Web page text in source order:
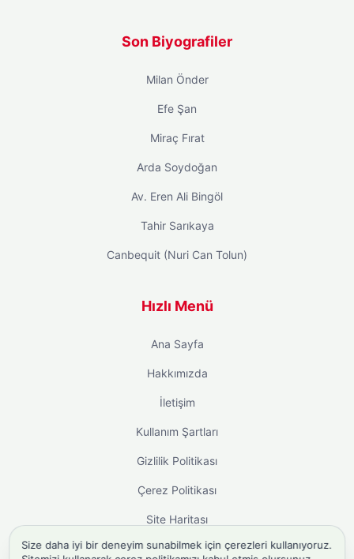
Son Biyografiler
Milan Önder
Efe Şan
Miraç Fırat
Arda Soydoğan
Av. Eren Ali Bingöl
Tahir Sarıkaya
Canbequit (Nuri Can Tolun)
Hızlı Menü
Ana Sayfa
Hakkımızda
İletişim
Kullanım Şartları
Gizlilik Politikası
Çerez Politikası
Site Haritası
Size daha iyi bir deneyim sunabilmek için çerezleri kullanıyoruz.